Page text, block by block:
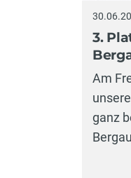
3.
Am
ganz